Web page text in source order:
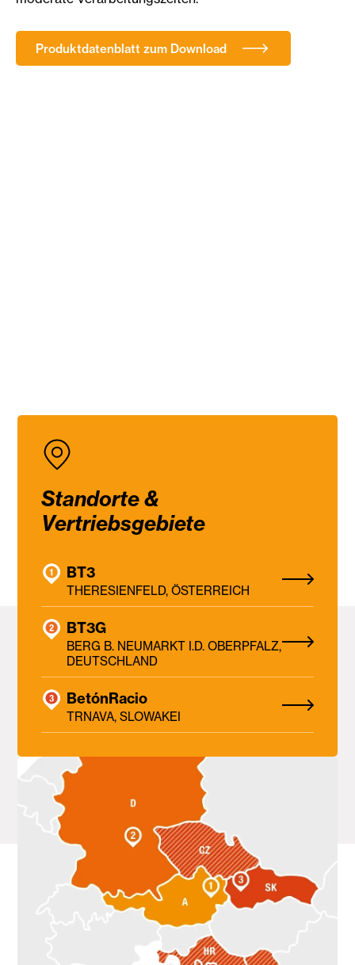
Produktdatenblatt zum Download
Standorte &
Vertriebsgebiete
BT3
THERESIENFELD, ÖSTERREICH
BT3G
BERG B. NEUMARKT I.D. OBERPFALZ,
DEUTSCHLAND
BetónRacio
TRNAVA, SLOWAKEI